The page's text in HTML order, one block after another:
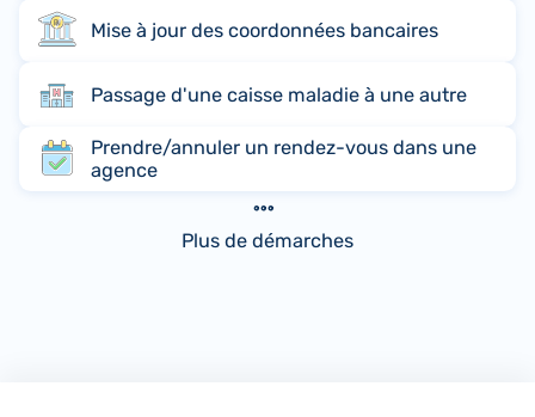
Mise à jour des coordonnées bancaires
Passage d'une caisse maladie à une autre
Prendre/annuler un rendez-vous dans une
agence
Plus de démarches